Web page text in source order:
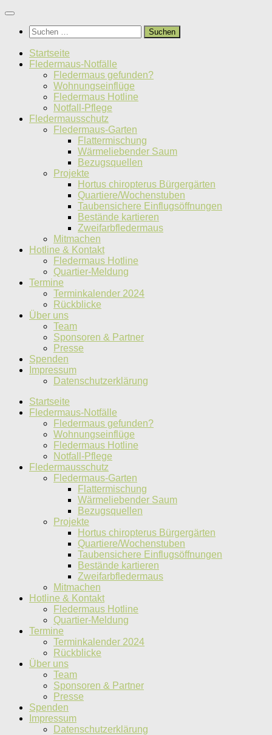
Unter
Inhalt
Suchen
nach:
Startseite
Fledermaus-Notfälle
Fledermaus gefunden?
Wohnungseinflüge
Fledermaus Hotline
Notfall-Pflege
Fledermausschutz
Fledermaus-Garten
Flattermischung
Wärmeliebender Saum
Bezugsquellen
Projekte
Hortus chiropterus Bürgergärten
Quartiere/Wochenstuben
Taubensichere Einflugsöffnungen
Bestände kartieren
Zweifarbfledermaus
Mitmachen
Hotline & Kontakt
Fledermaus Hotline
Quartier-Meldung
Termine
Terminkalender 2024
Rückblicke
Über uns
Team
Sponsoren & Partner
Presse
Spenden
Impressum
Datenschutzerklärung
Startseite
Fledermaus-Notfälle
Fledermaus gefunden?
Wohnungseinflüge
Fledermaus Hotline
Notfall-Pflege
Fledermausschutz
Fledermaus-Garten
Flattermischung
Wärmeliebender Saum
Bezugsquellen
Projekte
Hortus chiropterus Bürgergärten
Quartiere/Wochenstuben
Taubensichere Einflugsöffnungen
Bestände kartieren
Zweifarbfledermaus
Mitmachen
Hotline & Kontakt
Fledermaus Hotline
Quartier-Meldung
Termine
Terminkalender 2024
Rückblicke
Über uns
Team
Sponsoren & Partner
Presse
Spenden
Impressum
Datenschutzerklärung